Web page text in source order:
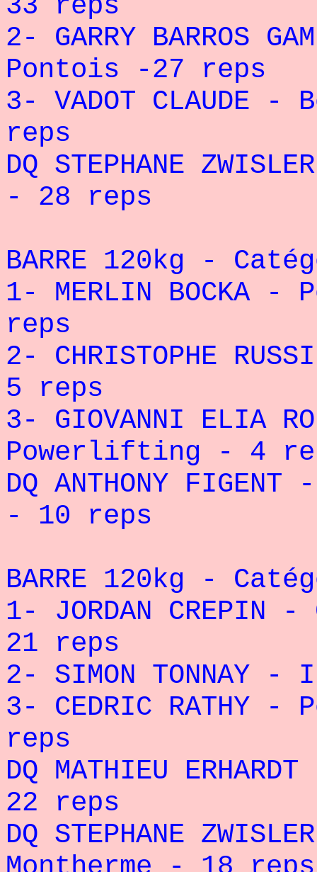
2- GARRY BARROS
Pontois -27 reps
3- VADOT CLAUDE
reps
DQ STEPHANE
- 28 reps
BARRE 120kg -
1- MERLIN BOCKA
reps
2- CHRISTOPHE
5 reps
3- GIOVANNI ELIA
Powerlifting - 4
DQ ANTHONY
- 10 reps
BARRE 120kg -
1- JORDAN CREPIN
21 reps
2- SIMON TONNAY
3- CEDRIC RATHY
reps
DQ MATHIEU
22 reps
DQ STEPHANE